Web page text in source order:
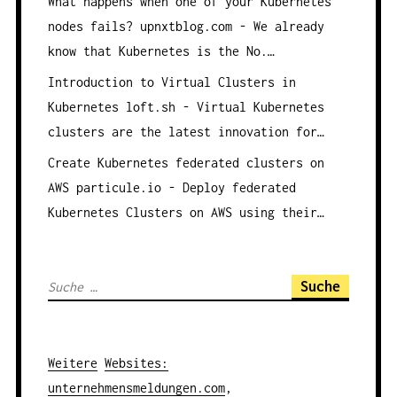
nodes fails? upnxtblog.com - We already
know that Kubernetes is the No.…
Introduction to Virtual Clusters in
Kubernetes loft.sh - Virtual Kubernetes
clusters are the latest innovation for…
Create Kubernetes federated clusters on
AWSparticule.io - Deploy federated
Kubernetes Clusters on AWS using their…
S
h
e
Weitere Websites :
unternehmensmeldungen.com,